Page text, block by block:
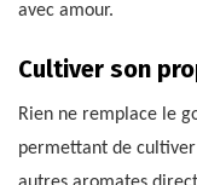
avec amour.
Cultiver son
Rien ne remplace le
permettant de